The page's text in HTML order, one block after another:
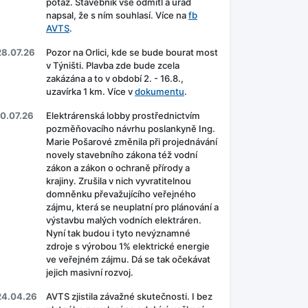
potaz. Stavebník vše odmítl a úřad
napsal, že s ním souhlasí. Více nafb
AVTS.
Pozor na Orlici, kde se bude bourat most
v Týništi. Plavba zde bude zcela
zakázána a to v období 2. - 16.8.,
uzavírka 1 km. Více vdokumentu.
Elektrárenská lobby prostřednictvím
pozměňovacího návrhu poslankyně Ing.
Marie Pošarové změnila při projednávání
novely stavebního zákona též vodní
zákon a zákon o ochraně přírody a
krajiny. Zrušila v nich vyvratitelnou
domněnku převažujícího veřejného
zájmu, která se neuplatní pro plánování a
výstavbu malých vodních elektráren.
Nyní tak budou i tyto nevýznamné
zdroje s výrobou 1% elektrické energie
ve veřejném zájmu. Dá se tak očekávat
jejich masivní rozvoj.
AVTS zjistila závažné skutečnosti. I bez